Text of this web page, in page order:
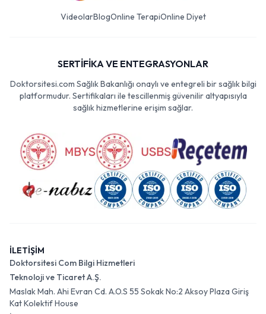
VideolarBlogOnline TerapiOnline Diyet
SERTİFİKA VE ENTEGRASYONLAR
Doktorsitesi.com Sağlık Bakanlığı onaylı ve entegreli bir sağlık bilgi
platformudur. Sertifikaları ile tescillenmiş güvenilir altyapısıyla
sağlık hizmetlerine erişim sağlar.
İLETİŞİM
Doktorsitesi Com Bilgi Hizmetleri
Teknoloji ve Ticaret A.Ş.
Maslak Mah. Ahi Evran Cd. A.O.S 55 Sokak No:2 Aksoy Plaza Giriş
Kat Kolektif House